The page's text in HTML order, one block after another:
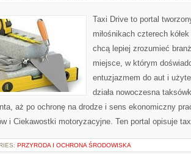
Taxi Drive to portal
miłośnikach czterech
chcą lepiej zrozumieć
miejsce, w którym
entuzjazmem do aut i
działa nowoczesna
aż po ochronę na drodze i sens ekonomiczny
i Ciekawostki motoryzacyjne. Ten portal opisuje
PRZYRODA I OCHRONA ŚRODOWISKA